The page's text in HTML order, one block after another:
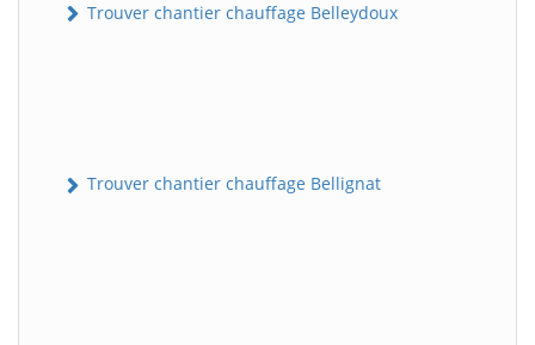
Trouver chantier chauffage Belleydoux
Trouver chantier chauffage Bellignat